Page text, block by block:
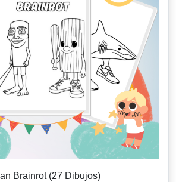
Brainrot (27 Dibujos)